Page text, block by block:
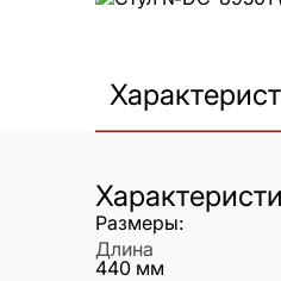
Размеры:
Длина
440 мм